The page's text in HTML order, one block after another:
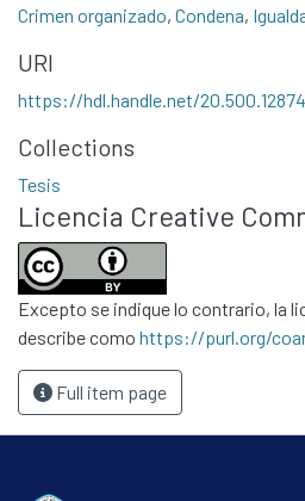
Contacto
Políticas
Crimen organizado, Condena,
URI
https://hdl.handle.net/
Collections
Tesis
Licencia Creative
Excepto se indique lo contrario, la
describe como https://purl.org/
Full item page